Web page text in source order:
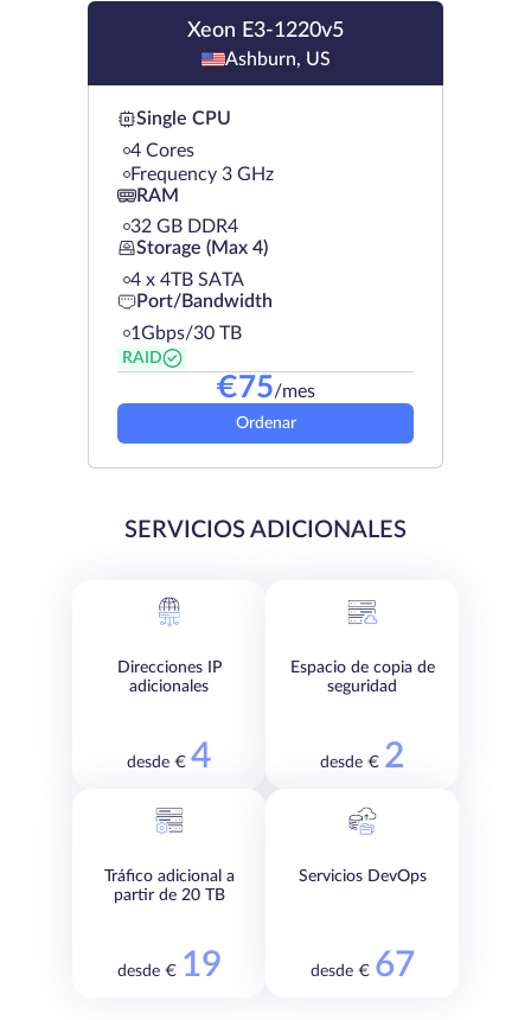
Xeon E3-1220v5
Ashburn, US
Single CPU
4 Cores
Frequency 3 GHz
RAM
32 GB DDR4
Storage (Max 4)
4 х 4TB SATA
Port/Bandwidth
1Gbps/30 TB
RAID
€75/mes
Ordenar
SERVICIOS ADICIONALES
Direcciones IP
adicionales
desde € 4
Espacio de copia de
seguridad
desde € 2
Tráfico adicional a
partir de 20 TB
desde € 19
Servicios DevOps
desde € 67